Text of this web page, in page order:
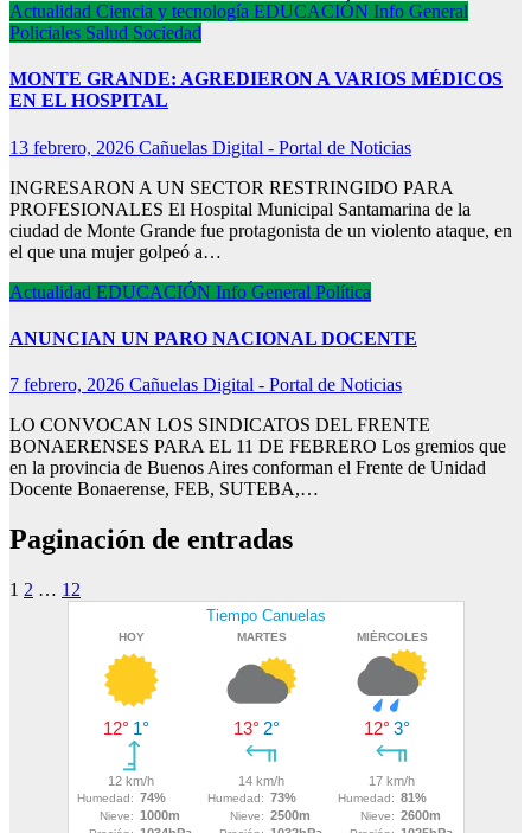
Actualidad Ciencia y tecnología EDUCACIÓN Info General
Policiales Salud Sociedad
MONTE GRANDE: AGREDIERON A VARIOS MÉDICOS
EN EL HOSPITAL
13 febrero, 2026 Cañuelas Digital - Portal de Noticias
INGRESARON A UN SECTOR RESTRINGIDO PARA
PROFESIONALES El Hospital Municipal Santamarina de la
ciudad de Monte Grande fue protagonista de un violento ataque, en
el que una mujer golpeó a…
Actualidad EDUCACIÓN Info General Política
ANUNCIAN UN PARO NACIONAL DOCENTE
7 febrero, 2026 Cañuelas Digital - Portal de Noticias
LO CONVOCAN LOS SINDICATOS DEL FRENTE
BONAERENSES PARA EL 11 DE FEBRERO Los gremios que
en la provincia de Buenos Aires conforman el Frente de Unidad
Docente Bonaerense, FEB, SUTEBA,…
Paginación de entradas
1 2 … 12